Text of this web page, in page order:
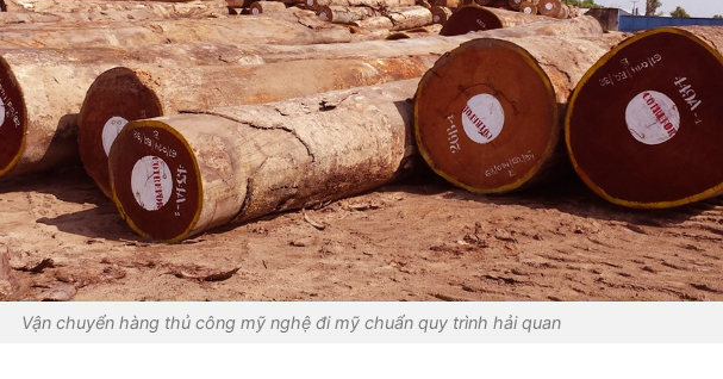
Vận chuyển hàng thủ công mỹ nghệ đi mỹ chuẩn quy trình hải quan